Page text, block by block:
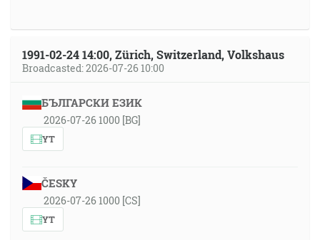
1991-02-24 14:00, Zürich, Switzerland, Volkshaus
Broadcasted: 2026-07-26 10:00
БЪЛГАРСКИ ЕЗИК
2026-07-26 1000 [BG]
YT
ČESKY
2026-07-26 1000 [CS]
YT